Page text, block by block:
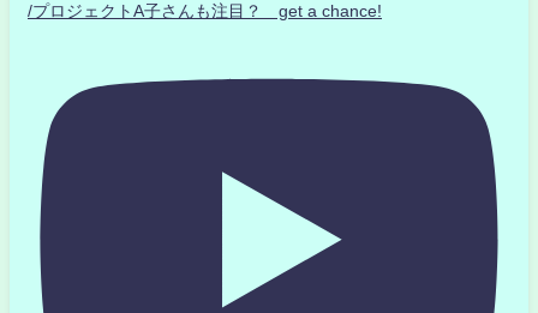
/プロジェクトA子さんも注目？ get a chance!